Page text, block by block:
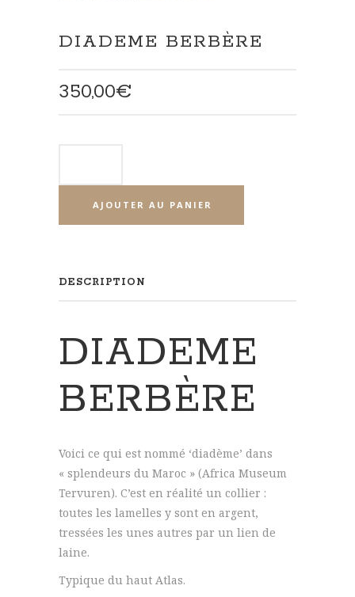
DIADEME BERBÈRE
350,00€
AJOUTER AU PANIER
DESCRIPTION
DIADEME
BERBÈRE
Voici ce qui est nommé ‘diadème’ dans
« splendeurs du Maroc » (Africa Museum
Tervuren). C’est en réalité un collier :
toutes les lamelles y sont en argent,
tressées les unes autres par un lien de
laine.
Typique du haut Atlas.